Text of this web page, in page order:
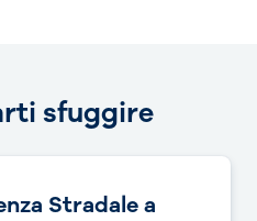
sfuggire
Stradale a